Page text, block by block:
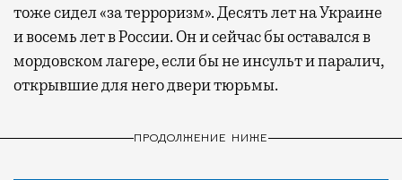
тоже сидел «за терроризм». Десять лет на Украине
и восемь лет в России. Он и сейчас бы оставался в
мордовском лагере, если бы не инсульт и паралич,
открывшие для него двери тюрьмы.
ПРОДОЛЖЕНИЕ НИЖЕ